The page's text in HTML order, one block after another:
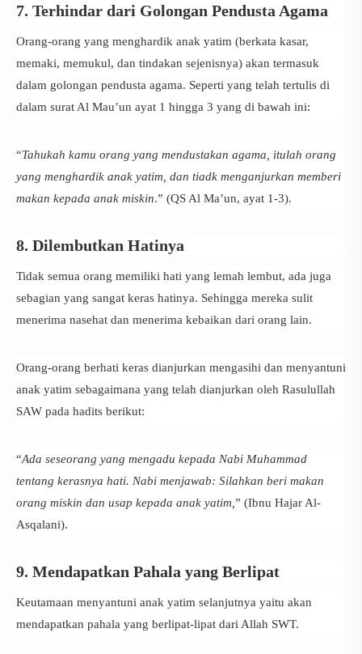
7. Terhindar dari Golongan Pendusta Agama
Orang-orang yang menghardik anak yatim (berkata kasar,
memaki, memukul, dan tindakan sejenisnya) akan termasuk
dalam golongan pendusta agama. Seperti yang telah tertulis di
dalam surat Al Mau’un ayat 1 hingga 3 yang di bawah ini:
“Tahukah kamu orang yang mendustakan agama, itulah orang
yang menghardik anak yatim, dan tiadk menganjurkan memberi
makan kepada anak miskin.” (QS Al Ma’un, ayat 1-3).
8. Dilembutkan Hatinya
Tidak semua orang memiliki hati yang lemah lembut, ada juga
sebagian yang sangat keras hatinya. Sehingga mereka sulit
menerima nasehat dan menerima kebaikan dari orang lain.
Orang-orang berhati keras dianjurkan mengasihi dan menyantuni
anak yatim sebagaimana yang telah dianjurkan oleh Rasulullah
SAW pada hadits berikut:
“Ada seseorang yang mengadu kepada Nabi Muhammad
tentang kerasnya hati. Nabi menjawab: Silahkan beri makan
orang miskin dan usap kepada anak yatim, ” (Ibnu Hajar Al-
Asqalani).
9. Mendapatkan Pahala yang Berlipat
Keutamaan menyantuni anak yatim selanjutnya yaitu akan
mendapatkan pahala yang berlipat-lipat dari Allah SWT.